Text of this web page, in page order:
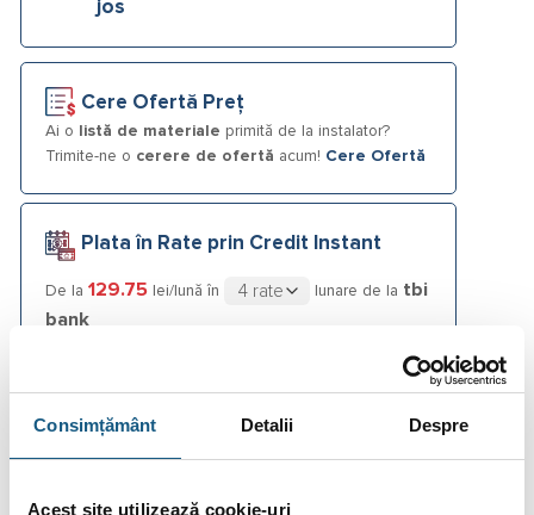
Consimțământ Detalii Despre
Acest site utilizează cookie-uri
jos
Cere Ofertă Preț
Ai o listă de materiale primită de la instalator?
Trimite-ne o cerere de ofertă acum! Cere Ofertă
Plata în Rate prin Credit Instant
De la 129.75 lei/lună în lunare de la tbi
bank
conține accesorii neincluse în pachetele standard. De